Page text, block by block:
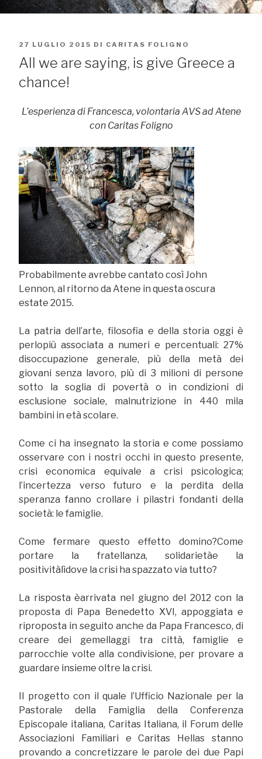
PUBBLICATO
IL
27 LUGLIO 2015 DI CARITAS FOLIGNO
All we are saying, is give Greece a
chance!
L’esperienza di Francesca, volontaria AVS ad Atene
con Caritas Foligno
Probabilmente avrebbe cantato così John
Lennon, al ritorno da Atene in questa oscura
estate 2015.
La patria dell’arte, filosofia e della storia oggi è
perlopiù associata a numeri e percentuali: 27%
disoccupazione generale, più della metà dei
giovani senza lavoro, più di 3 milioni di persone
sotto la soglia di povertà o in condizioni di
esclusione sociale, malnutrizione in 440 mila
bambini in età scolare.
Come ci ha insegnato la storia e come possiamo
osservare con i nostri occhi in questo presente,
crisi economica equivale a crisi psicologica;
l’incertezza verso futuro e la perdita della
speranza fanno crollare i pilastri fondanti della
società: le famiglie.
Come fermare questo effetto domino?Come
portare la fratellanza, solidarietàe la
positivitàlìdove la crisi ha spazzato via tutto?
La risposta èarrivata nel giugno del 2012 con la
proposta di Papa Benedetto XVI, appoggiata e
riproposta in seguito anche da Papa Francesco, di
creare dei gemellaggi tra città, famiglie e
parrocchie volte alla condivisione, per provare a
guardare insieme oltre la crisi.
Il progetto con il quale l’Ufficio Nazionale per la
Pastorale della Famiglia della Conferenza
Episcopale italiana, Caritas Italiana, il Forum delle
Associazioni Familiari e Caritas Hellas stanno
provando a concretizzare le parole dei due Papi